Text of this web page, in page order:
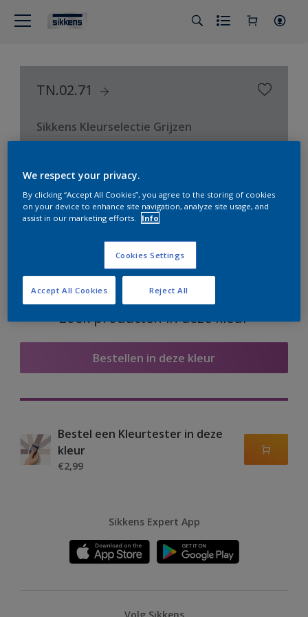
TN.02.71
Sikkens Kleurselectie Grijzen
Zoek producten in deze kleur
Bestellen in deze kleur
Bestel een Kleurtester in deze
kleur
€2,99
Sikkens Expert App
We respect your privacy.
By clicking “Accept All Cookies”, you agree to the storing of cookies
on your device to enhance site navigation, analyze site usage, and
assist in our marketing efforts.
Info
Cookies Settings
Reject All
Accept All Cookies